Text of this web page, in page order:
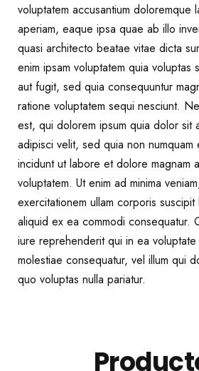
voluptatem accusantium doloremque
aperiam, eaque ipsa quae ab illo
quasi architecto beatae vitae dicta
enim ipsam voluptatem quia voluptas
aut fugit, sed quia consequuntur
ratione voluptatem sequi nesciunt.
est, qui dolorem ipsum quia dolor sit
adipisci velit, sed quia non numquam
incidunt ut labore et dolore magnam
voluptatem. Ut enim ad minima
exercitationem ullam corporis
aliquid ex ea commodi consequatur.
iure reprehenderit qui in ea voluptate
molestiae consequatur, vel illum qui
quo voluptas nulla pariatur.